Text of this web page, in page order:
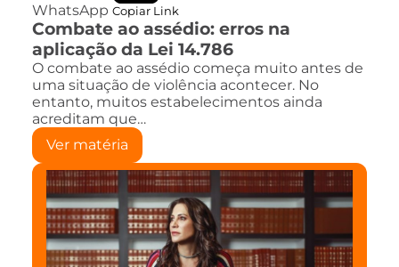
WhatsApp Copiar Link
Combate ao assédio: erros na
aplicação da Lei 14.786
O combate ao assédio começa muito antes de
uma situação de violência acontecer. No
entanto, muitos estabelecimentos ainda
acreditam que…
Ver matéria